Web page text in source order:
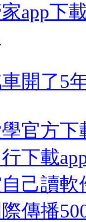
app下
開了5
官方下
下載
己讀軟
傳播